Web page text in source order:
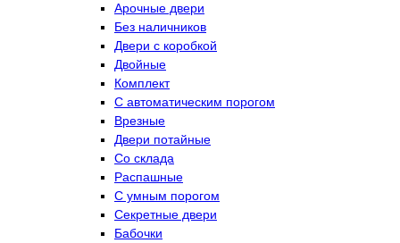
Арочные двери
Без наличников
Двери с коробкой
Двойные
Комплект
С автоматическим порогом
Врезные
Двери потайные
Со склада
Распашные
С умным порогом
Секретные двери
Бабочки